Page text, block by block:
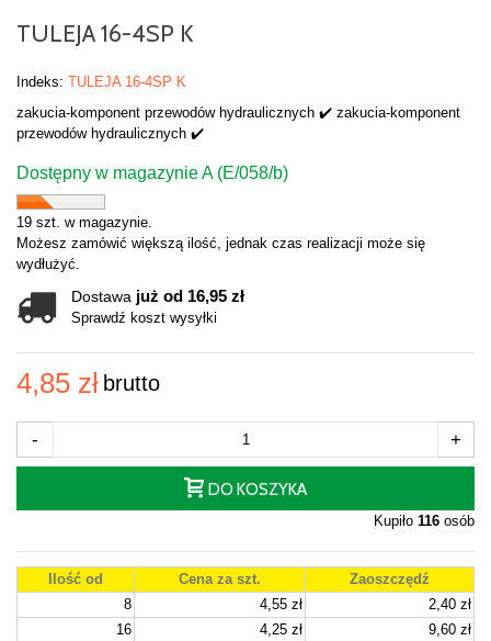
TULEJA 16-4SP K
Indeks: TULEJA 16-4SP K
zakucia-komponent przewodów hydraulicznych ✔️ zakucia-komponent
przewodów hydraulicznych ✔️
Dostępny w magazynie A (E/058/b)
19 szt. w magazynie.
Możesz zamówić większą ilość, jednak czas realizacji może się
wydłużyć.
Dostawa już od 16,95 zł
Sprawdź koszt wysyłki
4,85 zł brutto
- +
DO KOSZYKA
Kupiło 116 osób
Ilość od Cena za szt.
Zaoszczędź
8
4,55 zł
2,40 zł
16
4,25 zł 9,60 zł